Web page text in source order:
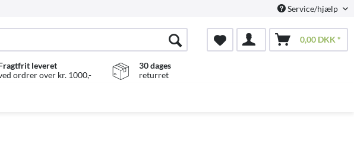
Service/hjælp
0,00 DKK *
leveret
ordrer over kr. 1000,-
30 dages
returret